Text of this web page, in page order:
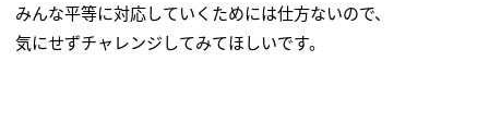
みんな平等に対応していくためには仕方ないので、
気にせずチャレンジしてみてほしいです。